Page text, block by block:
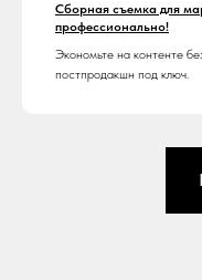
Сборная съемка для
профессионально!
Экономьте на контенте
постпродакшн под ключ.